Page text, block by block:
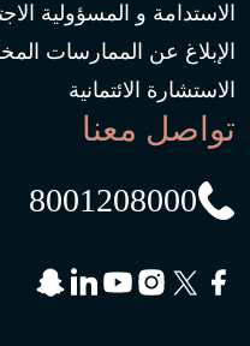
الاستدامة و المسؤولية
الإبلاغ عن الممارسات
الاستشارة الائتمانية
تواصل معنا
8001208000